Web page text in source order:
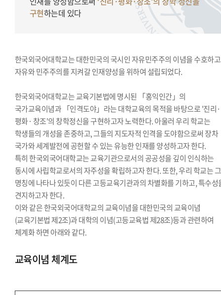
구현하는데 있다
한국외국어대학교는 대한민국의 국시인 자유민주주의 이념을 수호하
자유와 민주주의를 지켜갈 인재양성을 위하여 설립되었다.
한국외국어대학교는 교육기본법에 명시된 「홍익인간」의
국가교육이념과 「인격도야」라는 대학교육의 목적을 바탕으로 '진리·
평화· 창조'의 창학정신을 구현하고자 노력한다. 아울러 우리 학교는
학생들의 개성을 존중하고, 그들의 지도자적 인격을 도야함으로써 장차
국가와 세계발전에 공헌할 수 있는 유능한 인재를 양성하고자 한다.
특히 한국외국어대학교는 교육기관으로서의 공공성을 깊이 인식하는
동시에 사립학교로서의 자주성을 확립하고자 한다. 또한, 우리 학교는 그
명칭에 나타나 있듯이 다른 고등교육기관과의 차별화를 기하고, 특수성
견지하고자 한다.
이와 같은 한국외국어대학교의 교육이념을 대한민국의 교육이념
(교육기본법 제2조)과 대학의 이념(고등교육법 제28조)등과 관련하여
체계화 하면 아래와 같다.
교육이념 체계도